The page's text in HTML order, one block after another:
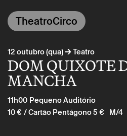
12 outubro (qua)→Teatro
DOM QUIXOTE
MANCHA
11h00 Pequeno Auditório
10 €/ Cartão Pentágono 5 € M/4
TheatroCirco